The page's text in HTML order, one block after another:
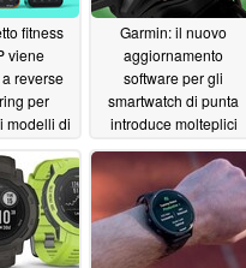
fitness
viene
reverse
per
modelli di
Garmin: il nuovo
aggiornamento
software per gli
smartwatch di punta
introduce molteplici
miglioramenti05/20/2026